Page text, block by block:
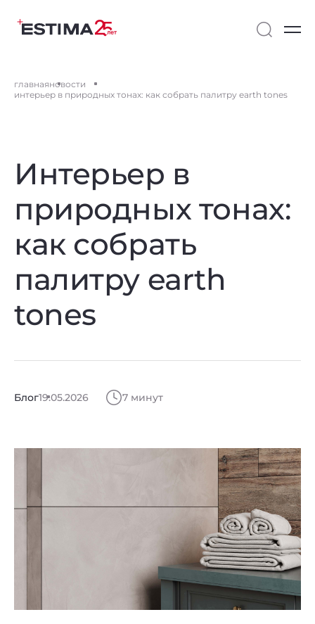
главнаяновости
интерьер в природных тонах: как собрать палитру earth tones
Интерьер в
природных тонах:
как собрать
палитру earth
tones
Блог19.05.2026 7 минут